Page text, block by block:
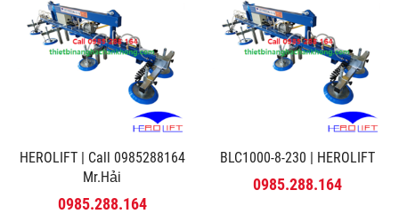
HEROLIFT | Call 0985288164
Mr.Hải
0985.288.164
BLC1000-8-230 | HEROLIFT
0985.288.164